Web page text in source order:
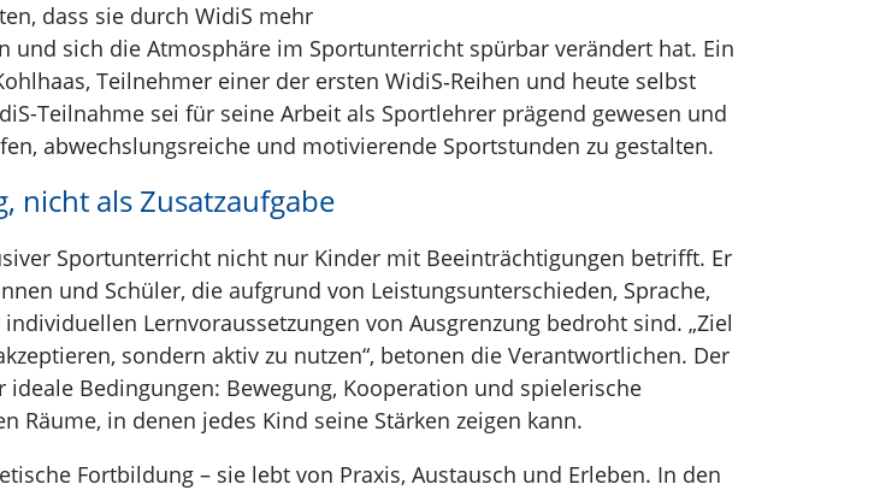
dass sie durch WidiS mehr
und sich die Atmosphäre im Sportunterricht spürbar verändert hat. Ein
Teilnehmer einer der ersten WidiS‑Reihen und heute selbst
Teilnahme sei für seine Arbeit als Sportlehrer prägend gewesen und
abwechslungsreiche und motivierende Sportstunden zu gestalten.
nicht als Zusatzaufgabe
Sportunterricht nicht nur Kinder mit Beeinträchtigungen betrifft. Er
und Schüler, die aufgrund von Leistungsunterschieden, Sprache,
Lernvoraussetzungen von Ausgrenzung bedroht sind. „Ziel
sondern aktiv zu nutzen“, betonen die Verantwortlichen. Der
Bedingungen: Bewegung, Kooperation und spielerische
Räume, in denen jedes Kind seine Stärken zeigen kann.
Fortbildung – sie lebt von Praxis, Austausch und Erleben. In den